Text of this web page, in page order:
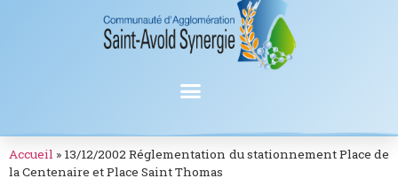
Accueil » 13/12/2002 Réglementation du stationnement Place de
la Centenaire et Place Saint Thomas